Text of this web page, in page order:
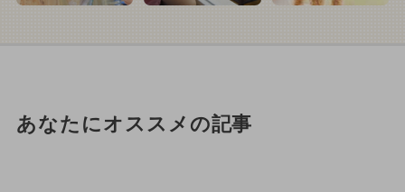
あなたにオススメの記事